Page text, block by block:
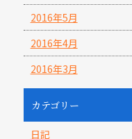
2016年5月
2016年4月
2016年3月
カテゴリー
日記